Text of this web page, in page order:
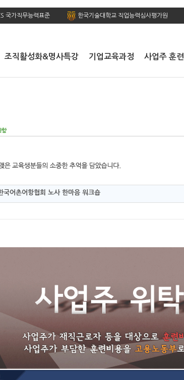
국가직무능력표준 한국기술대학교 직업능력심사평가원
조직활성화&명사특강 기업교육과정 사업주 훈련
어촌어항협회 노사 한마음 워크숍